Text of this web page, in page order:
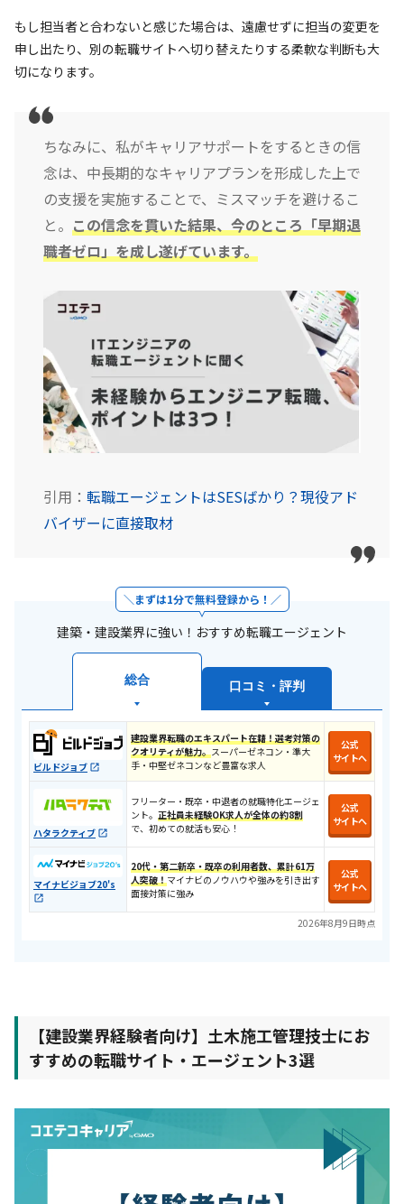
もし担当者と合わないと感じた場合は、遠慮せずに担当の変更を
申し出たり、別の転職サイトへ切り替えたりする柔軟な判断も大
切になります。
ちなみに、私がキャリアサポートをするときの信
念は、中長期的なキャリアプランを形成した上で
の支援を実施することで、ミスマッチを避けるこ
と。 この信念を貫いた結果、今のところ「早期退
職者ゼロ」を成し遂げています。
引用： 転職エージェントはSESばかり？現役アド
バイザーに直接取材
まずは1分で無料登録から！
建築・建設業界に強い！おすすめ転職エージェント
総合 口コミ・評判
ビルドジョブ
建設業界転職のエキスパート在籍！選考対策の
クオリティが魅力。 スーパーゼネコン・準大
手・中堅ゼネコンなど豊富な求人
公式
サイトへ
ハタラクティブ
フリーター・既卒・中退者の就職特化エージェ
ント。 正社員未経験OK求人が全体の約8割
で、初めての就活も安心！​
公式
サイトへ
マイナビジョブ20's
20代・第二新卒・既卒の利用者数、累計61万
人突破！マイナビのノウハウや強みを引き出す
面接対策に強み
公式
サイトへ
2026年8月9日時点
【建設業界経験者向け】土木施工管理技士にお
すすめの転職サイト・エージェント3選